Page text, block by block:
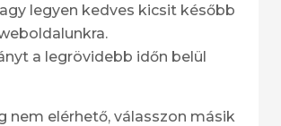
legyen kedves kicsit később
a legrövidebb időn belül
nem elérhető, válasszon másik